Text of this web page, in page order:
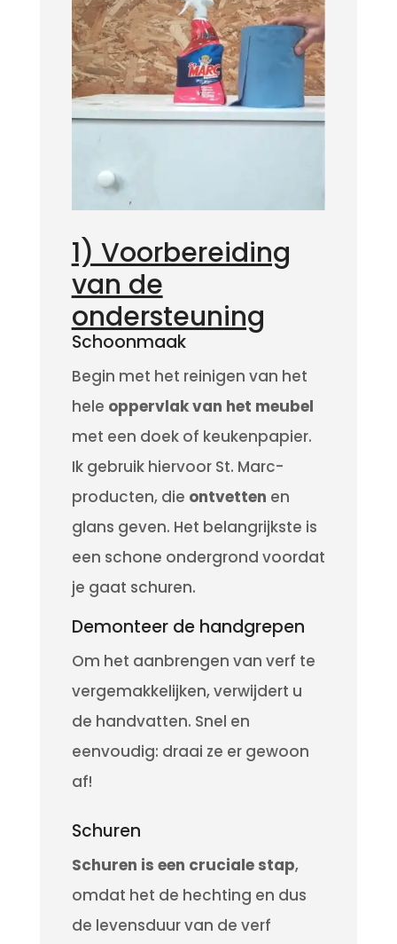
1) Voorbereiding
van de
ondersteuning
Schoonmaak
Begin met het reinigen van het
hele oppervlak van het meubel
met een doek of keukenpapier.
Ik gebruik hiervoor St. Marc-
producten, die ontvetten en
glans geven. Het belangrijkste is
een schone ondergrond voordat
je gaat schuren.
Demonteer de handgrepen
Om het aanbrengen van verf te
vergemakkelijken, verwijdert u
de handvatten. Snel en
eenvoudig: draai ze er gewoon
af!
Schuren
Schuren is een cruciale stap,
omdat het de hechting en dus
de levensduur van de verf